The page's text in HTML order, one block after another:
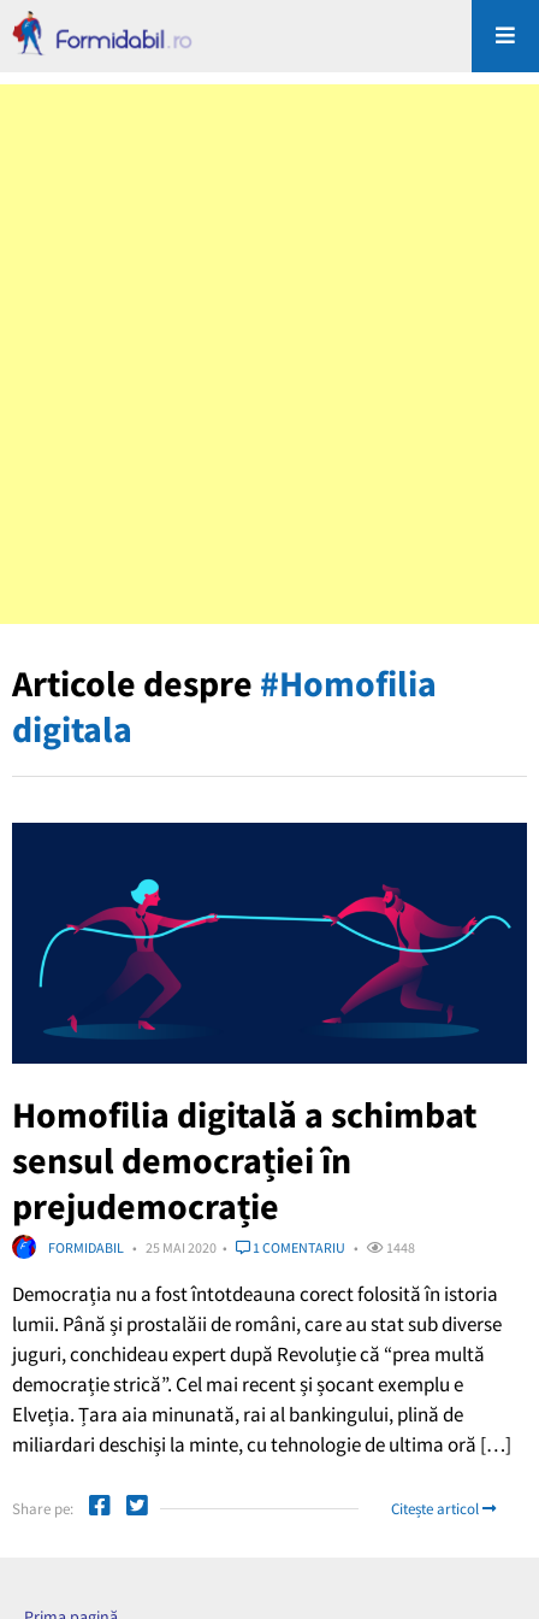
Articole despre #Homofilia
digitala
Homofilia digitală a schimbat
sensul democrației în
prejudemocrație
FORMIDABIL 25 MAI 2020 1 COMENTARIU 1448
Democrația nu a fost întotdeauna corect folosită în istoria
lumii. Până și prostalăii de români, care au stat sub diverse
juguri, conchideau expert după Revoluție că “prea multă
democrație strică”. Cel mai recent și șocant exemplu e
Elveția. Țara aia minunată, rai al bankingului, plină de
miliardari deschiși la minte, cu tehnologie de ultima oră […]
Share pe: Citește articol